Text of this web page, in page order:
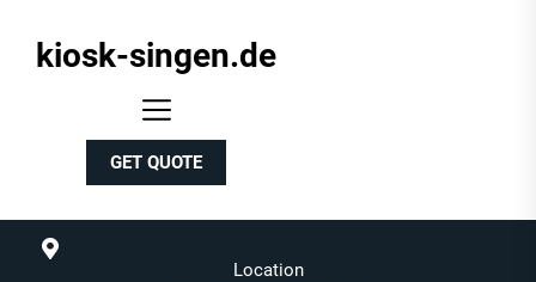
kiosk-
kiosk-singen.de
GET QUOTE
Location